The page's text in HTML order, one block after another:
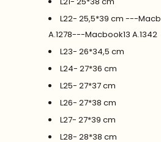
L22- 25,5*39 cm ---
A.1278---Macbook13 A.1342
L23- 26*34,5 cm
L24- 27*36 cm
L25- 27*37 cm
L26- 27*38 cm
L27- 27*39 cm
L28- 28*38 cm